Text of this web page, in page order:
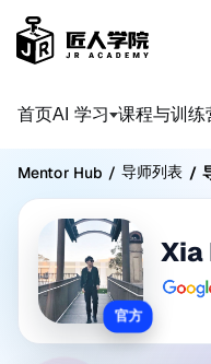
首页AI 学习 课程与训练
Mentor Hub / 导师列表 /
官方
Xia